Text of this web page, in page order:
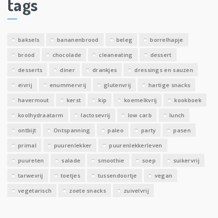
e
v
tags
baksels bananenbrood beleg borrelhapje
brood chocolade cleaneating dessert
desserts diner drankjes dressings en sauzen
eivrij enummervrij glutenvrij hartige snacks
havermout kerst kip koemelkvrij kookboek
koolhydraatarm lactosevrij low carb lunch
ontbijt Ontspanning paleo party pasen
primal puurenlekker puurenlekkerleven
puureten salade smoothie soep suikervrij
tarwevrij toetjes tussendoortje vegan
vegetarisch zoete snacks zuivelvrij